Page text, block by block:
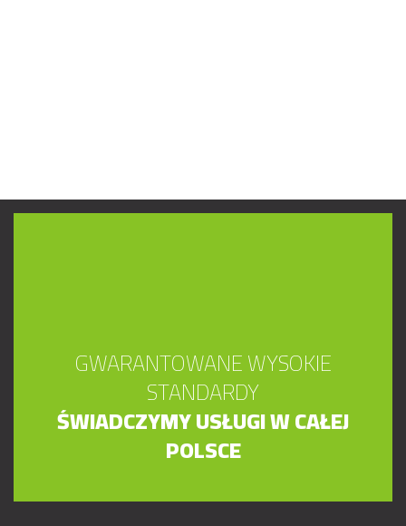
GWARANTOWANE WYSOKIE
STANDARDY
ŚWIADCZYMY USŁUGI W CAŁEJ
POLSCE